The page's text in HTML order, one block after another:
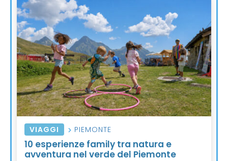
VIAGGI PIEMONTE
10 esperienze family tra natura e
avventura nel verde del Piemonte